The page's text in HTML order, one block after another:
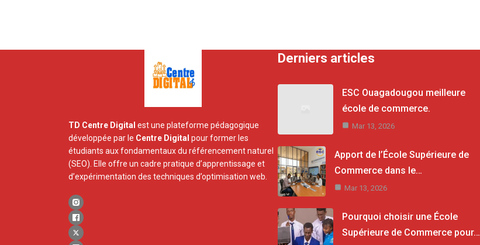
TD Centre Digital est une plateforme pédagogique
développée par le Centre Digital pour former les
étudiants aux fondamentaux du référencement naturel
(SEO). Elle offre un cadre pratique d’apprentissage et
d’expérimentation des techniques d’optimisation web.
Derniers articles
ESC Ouagadougou meilleure
école de commerce.
Mar 13, 2026
Apport de l’École Supérieure de
Commerce dans le…
Mar 13, 2026
Pourquoi choisir une École
Supérieure de Commerce pour…